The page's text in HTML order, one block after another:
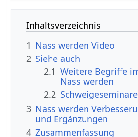
Inhaltsverzeichnis
1
Nass werden‏‎ Video
2 Siehe auch
2.1 Weitere Begriffe
2.2
3 Nass werden‏‎ Verbesserungsvorschläge
und Ergänzungen
4 Zusammenfassung